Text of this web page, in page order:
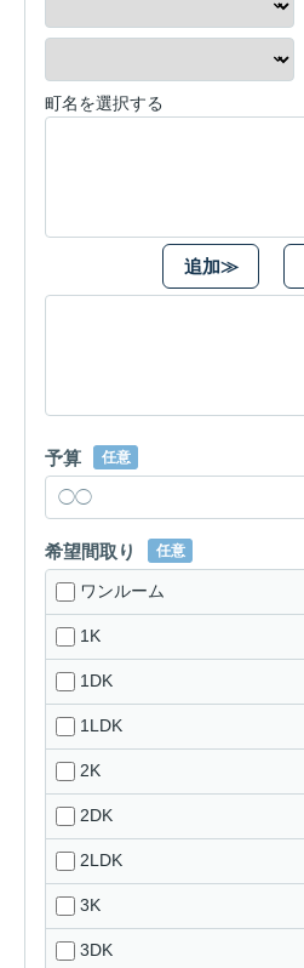
町名を選択する
追加≫
予算 任意
希望間取り 任意
ワンルーム
1K
1DK
1LDK
2K
2DK
2LDK
3K
3DK